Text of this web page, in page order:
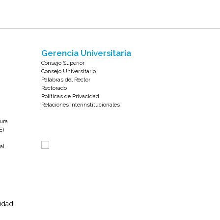
Gerencia Universitaria
Consejo Superior
Consejo Universitario
Palabras del Rector
Rectorado
Políticas de Privacidad
Relaciones Interinstitucionales